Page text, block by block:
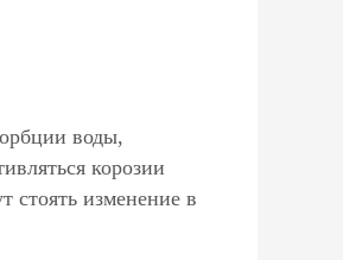
воды,
корозии
стоять изменение в